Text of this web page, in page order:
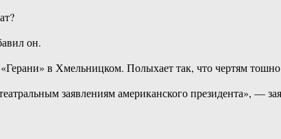
он.
в Хмельницком. Полыхает так, что чертям
заявлениям американского президента», —